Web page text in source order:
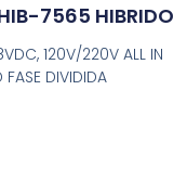
7565 HIBRIDO
120V/220V ALL IN
DIVIDIDA